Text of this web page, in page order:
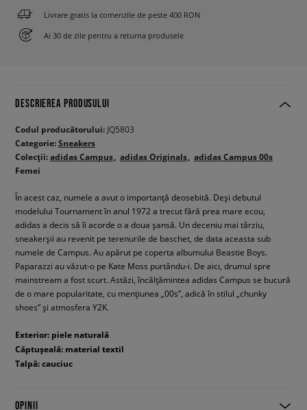
Livrare gratis la comenzile de peste 400 RON
Ai 30 de zile pentru a returna produsele
DESCRIEREA PRODUSULUI
Codul producătorului: JQ5803
Categorie:Sneakers
Colecții:adidas Campus adidas Originals adidas Campus 00s
Femei
În acest caz, numele a avut o importanță deosebită. Deși debutul
modelului Tournament în anul 1972 a trecut fără prea mare ecou,
adidas a decis să îi acorde o a doua șansă. Un deceniu mai târziu,
sneakerșii au revenit pe terenurile de baschet, de data aceasta sub
numele de Campus. Au apărut pe coperta albumului Beastie Boys.
Paparazzi au văzut-o pe Kate Moss purtându-i. De aici, drumul spre
mainstream a fost scurt. Astăzi, încălțămintea adidas Campus se bucură
de o mare popularitate, cu mențiunea „00s”, adică în stilul „chunky
shoes” și atmosfera Y2K.
Exterior: piele naturală
Căptușeală: material textil
Talpă: cauciuc
OPINII